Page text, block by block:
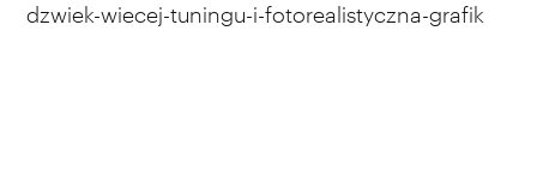
dzwiek-wiecej-tuningu-i-fotorealistyczna-grafik